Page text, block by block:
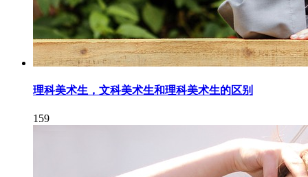
理科美术生，文科美术生和理科美术生的区别
159